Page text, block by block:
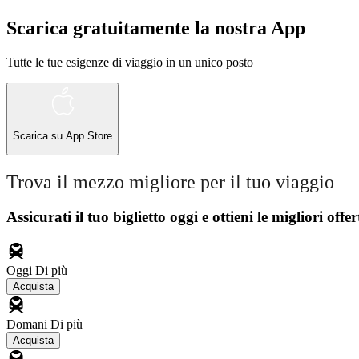
Scarica gratuitamente la nostra App
Tutte le tue esigenze di viaggio in un unico posto
Scarica su App Store
Trova il mezzo migliore per il tuo viaggio
Assicurati il ​​tuo biglietto oggi e ottieni le migliori
Oggi Di più
Acquista
Domani Di più
Acquista